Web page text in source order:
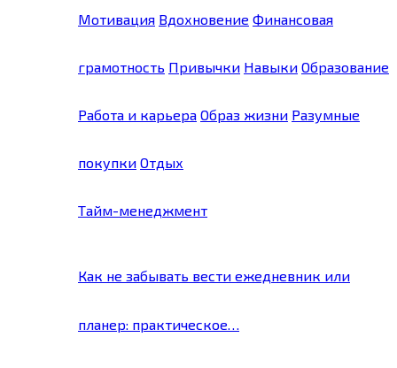
Мотивация Вдохновение Финансовая
грамотность Привычки Навыки Образование
Работа и карьера Образ жизни Разумные
покупки Отдых
Тайм-менеджмент
Как не забывать вести ежедневник или
планер: практическое…